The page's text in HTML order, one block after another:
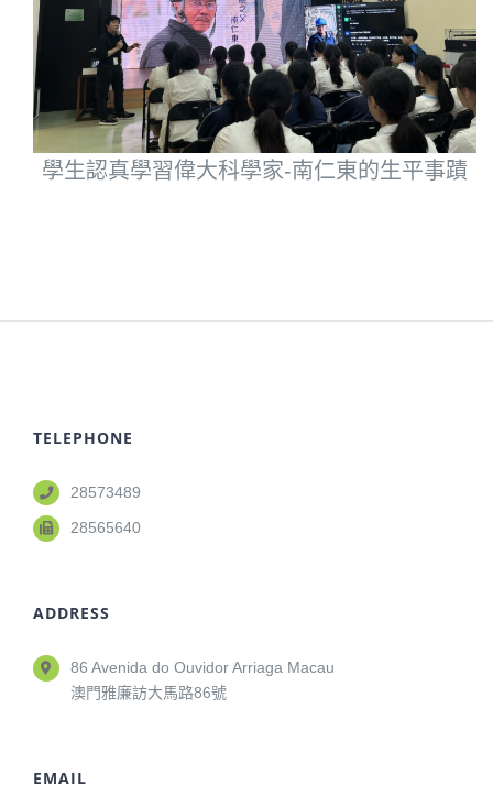
學生認真學習偉大科學家-南仁東的生平事蹟
TELEPHONE
28573489
28565640
ADDRESS
86 Avenida do Ouvidor Arriaga Macau
澳門雅廉訪大馬路86號
EMAIL